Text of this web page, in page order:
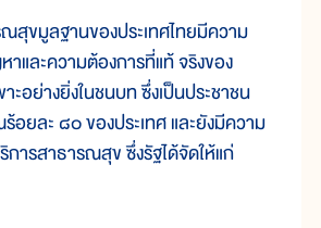
มูลฐานของประเทศไทยมีความ
และความต้องการที่แท้ จริงของ
ะอย่างยิ่งในชนบท ซึ่งเป็นประชาชน
ยละ ๘๐ ของประเทศ และยังมีความ
การสาธารณสุข ซึ่งรัฐได้จัดให้แก่